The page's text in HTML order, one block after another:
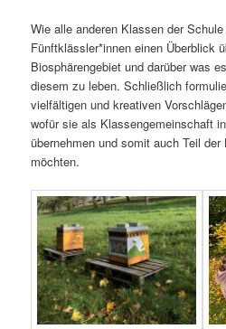
Wie alle anderen Klassen der
Fünftklässler*innen einen Überblick
Biosphärengebiet und darüber was
diesem zu leben. Schließlich
vielfältigen und kreativen
wofür sie als Klassengemeinschaft
übernehmen und somit auch Teil
möchten.